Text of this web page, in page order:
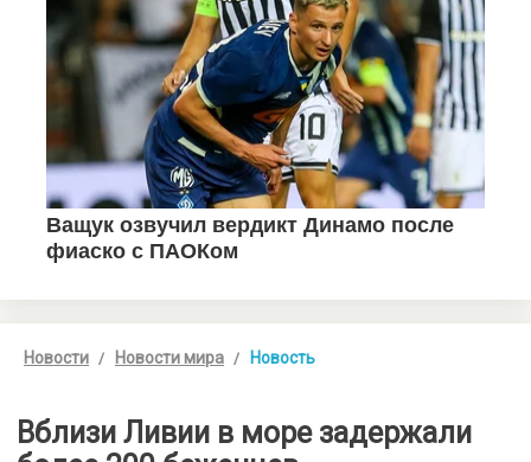
Новости Новости мира Новость
Вблизи Ливии в море задержали